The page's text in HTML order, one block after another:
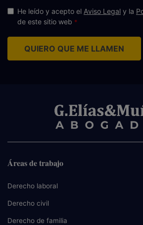
He leído y acepto el Aviso Legal y la
de este sitio web
QUIERO QUE ME LLAMEN
Áreas de trabajo
Derecho laboral
Derecho civil
Derecho de familia